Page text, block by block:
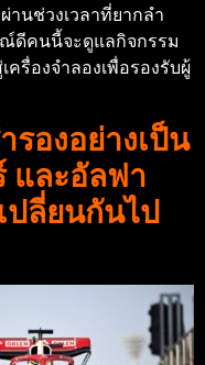
านช่วงเวลาที่ยากลำ
ดีคนนี้จะดูแลกิจกรรม
รื่องจำลองเพื่อรองรับผู้
รองอย่างเป็น
และอัลฟา
ปลี่ยนกันไป